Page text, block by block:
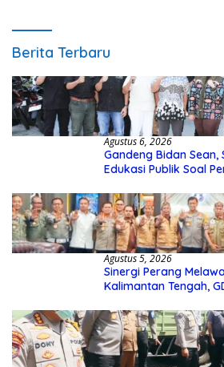
Berita Terbaru
Agustus 6, 2026
Gandeng Bidan Sean,
Edukasi Publik Soal
Agustus 5, 2026
Sinergi Perang
Kalimantan Tengah,